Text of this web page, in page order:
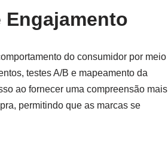
do consumidor por meio
testes A/B e mapeamento da
ao fornecer uma compreensão mais
permitindo que as marcas se